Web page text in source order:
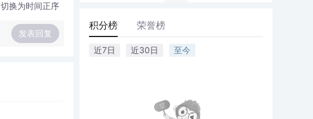
切换为时间正序
发表回复
积分榜 荣誉榜
近7日 近30日 至今